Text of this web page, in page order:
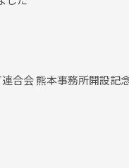
連合会 熊本事務所開設記